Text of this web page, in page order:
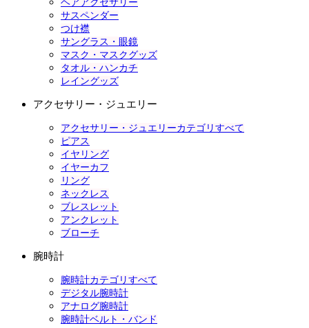
ヘアアクセサリー
サスペンダー
つけ襟
サングラス・眼鏡
マスク・マスクグッズ
タオル・ハンカチ
レイングッズ
アクセサリー・ジュエリー
アクセサリー・ジュエリーカテゴリすべて
ピアス
イヤリング
イヤーカフ
リング
ネックレス
ブレスレット
アンクレット
ブローチ
腕時計
腕時計カテゴリすべて
デジタル腕時計
アナログ腕時計
腕時計ベルト・バンド